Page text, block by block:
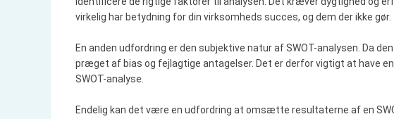
virkelig har betydning for din virksomheds succes, og dem der ikke gør.
En anden udfordring er den subjektive natur af SWOT-analysen. Da
præget af bias og fejlagtige antagelser. Det er derfor vigtigt at have
SWOT-analyse.
Endelig kan det være en udfordring at omsætte resultaterne af en